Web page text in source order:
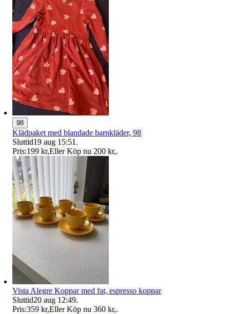
98
Klädpaket med blandade barnkläder, 98
Sluttid19 aug 15:51 .
Pris:199 kr,Eller Köp nu 200 kr,.
Vista Alegre Koppar med fat, espresso koppar
Sluttid20 aug 12:49.
Pris:359 kr,Eller Köp nu 360 kr,.